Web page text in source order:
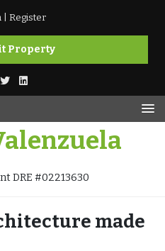
Register
Property
DRE #02213630
made